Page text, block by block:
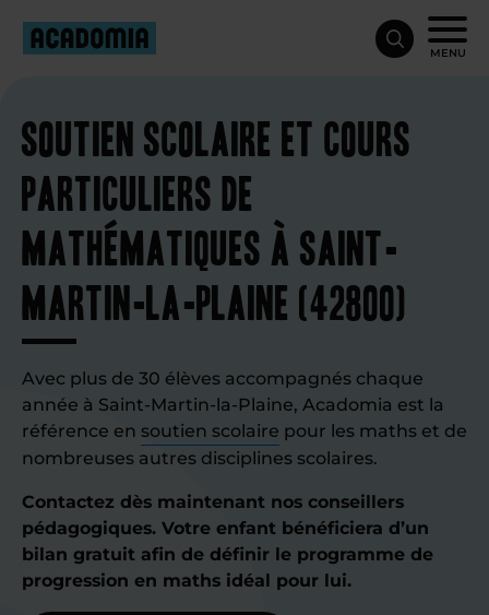
MENU
Soutien scolaire et cours
particuliers de
mathématiques à Saint-
Martin-la-Plaine (42800)
Avec plus de 30 élèves accompagnés chaque
année à Saint-Martin-la-Plaine, Acadomia est la
référence en soutien scolaire pour les maths et de
nombreuses autres disciplines scolaires.
Contactez dès maintenant nos conseillers
pédagogiques. Votre enfant bénéficiera d’un
bilan gratuit afin de définir le programme de
progression en maths idéal pour lui.